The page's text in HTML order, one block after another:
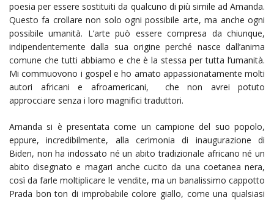
poesia per essere sostituiti da qualcuno di più simile ad Amanda.
Questo fa crollare non solo ogni possibile arte, ma anche ogni
possibile umanità. L’arte può essere compresa da chiunque,
indipendentemente dalla sua origine perché nasce dall’anima
comune che tutti abbiamo e che è la stessa per tutta l’umanità.
Mi commuovono i gospel e ho amato appassionatamente molti
autori africani e afroamericani, che non avrei potuto
approcciare senza i loro magnifici traduttori.
Amanda si è presentata come un campione del suo popolo,
eppure, incredibilmente, alla cerimonia di inaugurazione di
Biden, non ha indossato né un abito tradizionale africano né un
abito disegnato e magari anche cucito da una coetanea nera,
così da farle moltiplicare le vendite, ma un banalissimo cappotto
Prada bon ton di improbabile colore giallo, come una qualsiasi